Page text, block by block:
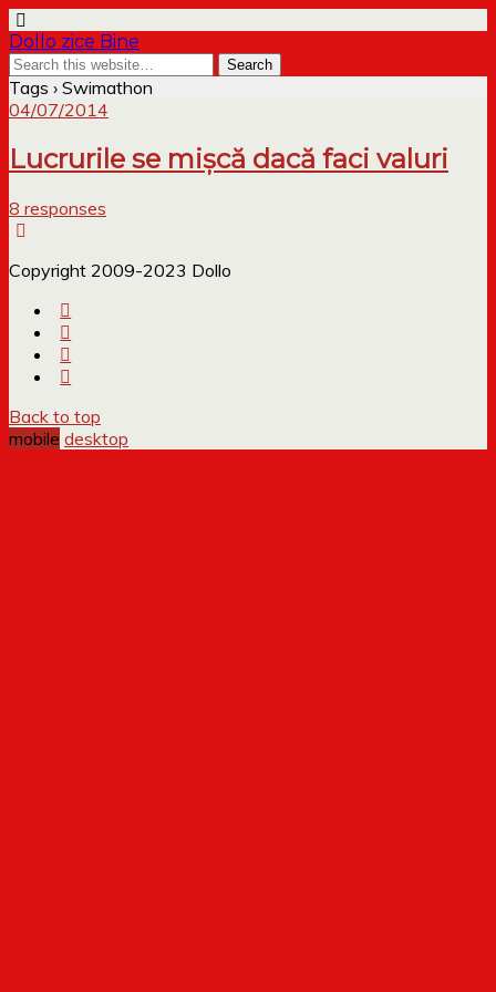
Dollo zice Bine
Tags › Swimathon
04/07/2014
Lucrurile se mișcă dacă faci valuri
8 responses
Copyright 2009-2023 Dollo
Back to top
mobile desktop